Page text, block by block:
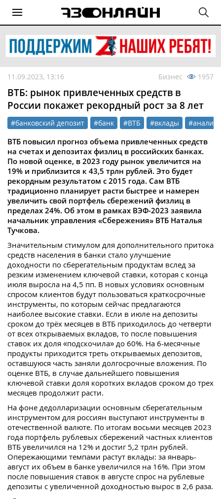
11.09.2023, 13:16 Бизнес 1957
ВТБ: рынок привлеченных средств в
России покажет рекордный рост за 8 лет
#банковский депозит #банк #ВТБ #вклады
ВТБ повысил прогноз объема привлеченных средств
на счетах и депозитах физлиц в российских банках.
По новой оценке, в 2023 году рынок увеличится на
19% и приблизится к 43,5 трлн рублей. Это будет
рекордным результатом с 2015 года. Сам ВТБ
традиционно планирует расти быстрее и намерен
увеличить свой портфель сбережений физлиц в
пределах 24%. Об этом в рамках ВЭФ-2023 заявила
начальник управления «Сбережения» ВТБ Наталья
Тучкова.
Значительным стимулом для дополнительного притока
средств населения в банки стало улучшение
доходности по сберегательным продуктам вслед за
резким изменением ключевой ставки, которая с конца
июля выросла на 4,5 пп. В новых условиях основным
спросом клиентов будут пользоваться краткосрочные
инструменты, по которым сейчас предлагаются
наиболее высокие ставки. Если в июле на депозиты
сроком до трёх месяцев в ВТБ приходилось до четверти
от всех открываемых вкладов, то после повышения
ставок их доля «подскочила» до 60%. На 6-месячные
продукты приходится треть открываемых депозитов,
оставшуюся часть заняли долгосрочные вложения. По
оценке ВТБ, в случае дальнейшего повышения
ключевой ставки доля коротких вкладов сроком до трех
месяцев продолжит расти.
На фоне дедолларизации основным сберегательным
инструментом для россиян выступают инструменты в
отечественной валюте. По итогам восьми месяцев 2023
года портфель рублевых сбережений частных клиентов
ВТБ увеличился на 12% и достиг 5,2 трлн рублей.
Опережающими темпами растут вклады: за январь-
август их объем в банке увеличился на 16%. При этом
после повышения ставок в августе спрос на рублевые
депозиты с увеличенной доходностью вырос в 2,6 раза.